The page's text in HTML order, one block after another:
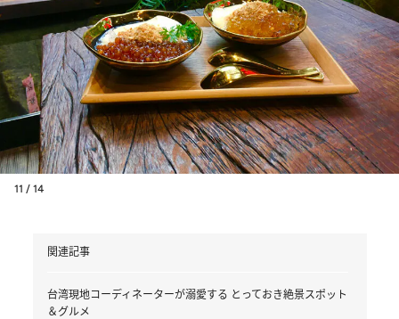
11 / 14
関連記事
台湾現地コーディネーターが溺愛する とっておき絶景スポット
＆グルメ